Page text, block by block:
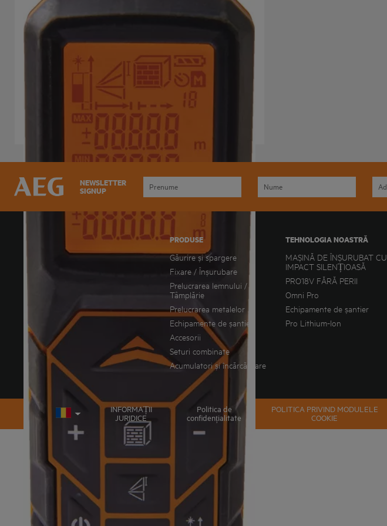
Dispozitiv de măsurare a distanței cu laser
LMG 50
NEWSLETTER
SIGNUP
DESCĂRCAȚI ULTIMUL
NOSTRU CATALOG
PRODUSE
Găurire și spargere
Fixare / Înșurubare
Prelucrarea lemnului /
Tâmplărie
Prelucrarea metalelor
Echipamente de șantier
Accesorii
Seturi combinate
Acumulatori și încărcătoare
TEHNOLOGIA NOASTRĂ
MAȘINĂ DE ÎNȘURUBAT CU
IMPACT SILENȚIOASĂ
PRO18V FĂRĂ PERII
Omni Pro
Echipamente de șantier
Pro Lithium-Ion
INFORMAȚII
JURIDICE
Politica de
confidențialitate
POLITICA PRIVIND MODULELE
COOKIE